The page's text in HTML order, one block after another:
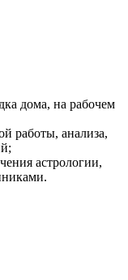
дома, на рабочем
работы, анализа,
астрологии,